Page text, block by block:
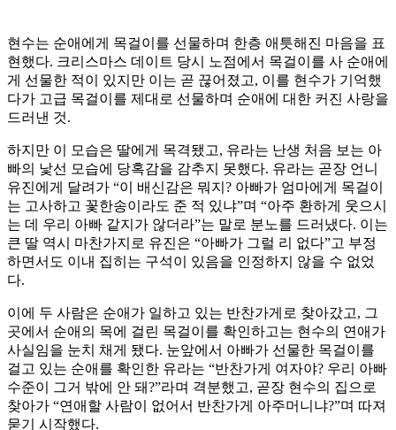
현수는 순애에게 목걸이를 선물하며 한층 애틋해진 마음을 표
현했다. 크리스마스 데이트 당시 노점에서 목걸이를 사 순애에
게 선물한 적이 있지만 이는 곧 끊어졌고, 이를 현수가 기억했
다가 고급 목걸이를 제대로 선물하며 순애에 대한 커진 사랑을
드러낸 것.
하지만 이 모습은 딸에게 목격됐고, 유라는 난생 처음 보는 아
빠의 낯선 모습에 당혹감을 감추지 못했다. 유라는 곧장 언니
유진에게 달려가 “이 배신감은 뭐지? 아빠가 엄마에게 목걸이
는 고사하고 꽃한송이라도 준 적 있냐”며 “아주 환하게 웃으시
는 데 우리 아빠 같지가 않더라”는 말로 분노를 드러냈다. 이는
큰 딸 역시 마찬가지로 유진은 “아빠가 그럴 리 없다”고 부정
하면서도 이내 집히는 구석이 있음을 인정하지 않을 수 없었
다.
이에 두 사람은 순애가 일하고 있는 반찬가게로 찾아갔고, 그
곳에서 순애의 목에 걸린 목걸이를 확인하고는 현수의 연애가
사실임을 눈치 채게 됐다. 눈앞에서 아빠가 선물한 목걸이를
걸고 있는 순애를 확인한 유라는 “반찬가게 여자야? 우리 아빠
수준이 그거 밖에 안 돼?”라며 격분했고, 곧장 현수의 집으로
찾아가 “연애할 사람이 없어서 반찬가게 아주머니냐?”며 따져
묻기 시작했다.